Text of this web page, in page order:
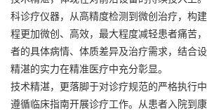
科诊疗仪器，从高精度检测到微创治疗，构
程更加微创、高效，最大程度减轻患者痛苦
者的具体病情、体质差异及治疗需求，结合
精湛的实力在精准医疗中充分彰显。
技术精湛，更落脚于对诊疗规范的严格执行
遵循临床指南开展诊疗工作。从患者入院到